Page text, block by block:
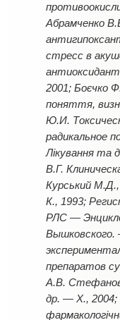
Абрамченко
стресс в
2001; Боєчко
поняття,
Ю.И.
радикальное
Лікування та
В.Г.
Курський
К., 1993;
РЛС —
Вышковского.
препаратов
А.В.
др. — Х., 2004;